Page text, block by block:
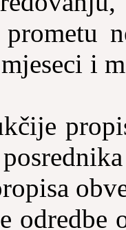
i
odredbe